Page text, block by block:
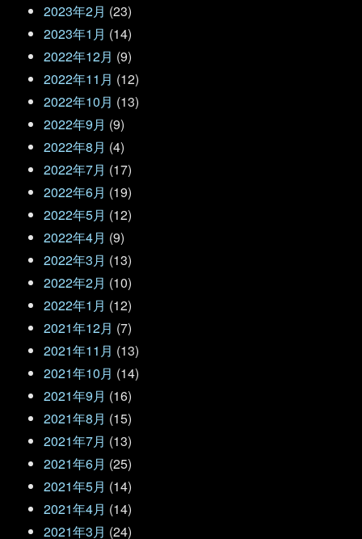
2023年2月 (23)
2023年1月 (14)
2022年12月 (9)
2022年11月 (12)
2022年10月 (13)
2022年9月 (9)
2022年8月 (4)
2022年7月 (17)
2022年6月 (19)
2022年5月 (12)
2022年4月 (9)
2022年3月 (13)
2022年2月 (10)
2022年1月 (12)
2021年12月 (7)
2021年11月 (13)
2021年10月 (14)
2021年9月 (16)
2021年8月 (15)
2021年7月 (13)
2021年6月 (25)
2021年5月 (14)
2021年4月 (14)
2021年3月 (24)